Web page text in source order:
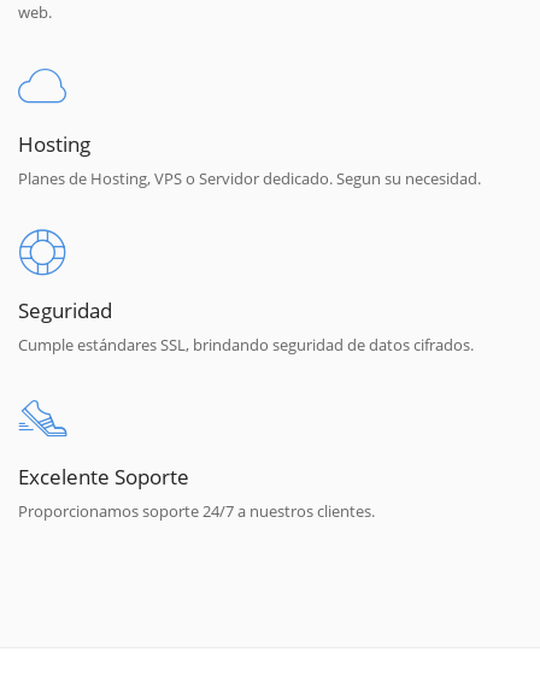
web.
Hosting
Planes de Hosting, VPS o Servidor dedicado. Segun su necesidad.
Seguridad
Cumple estándares SSL, brindando seguridad de datos cifrados.
Excelente Soporte
Proporcionamos soporte 24/7 a nuestros clientes.